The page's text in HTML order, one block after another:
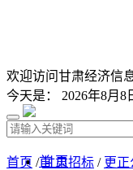
欢迎访问甘肃经济信
今天是： 2026年8月8
首 页
首页 /甘肃招标 / 更正